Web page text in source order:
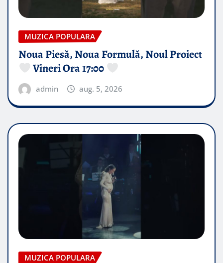
MUZICA POPULARA
Noua Piesă, Noua Formulă, Noul Proiect
Vineri Ora 17:00
admin aug. 5, 2026
MUZICA POPULARA